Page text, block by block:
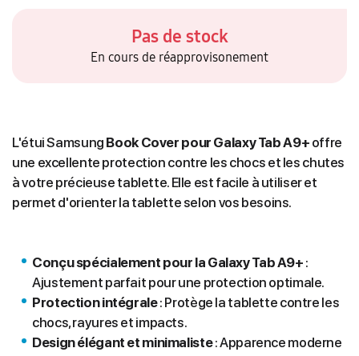
Pas de stock
En cours de réapprovisonement
L'étui Samsung Book Cover pour Galaxy Tab A9+ offre
une excellente protection contre les chocs et les chutes
à votre précieuse tablette. Elle est facile à utiliser et
permet d'orienter la tablette selon vos besoins.
Conçu spécialement pour la Galaxy Tab A9+ :
Ajustement parfait pour une protection optimale.
Protection intégrale: Protège la tablette contre les
chocs, rayures et impacts.
Design élégant et minimaliste: Apparence moderne